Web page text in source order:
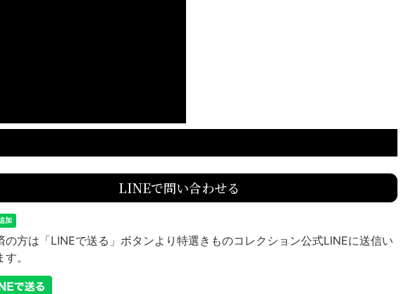
LINEで問い合わせる
の方は「LINEで送る」ボタンより特選きものコレクション公式LINEに送信い
。